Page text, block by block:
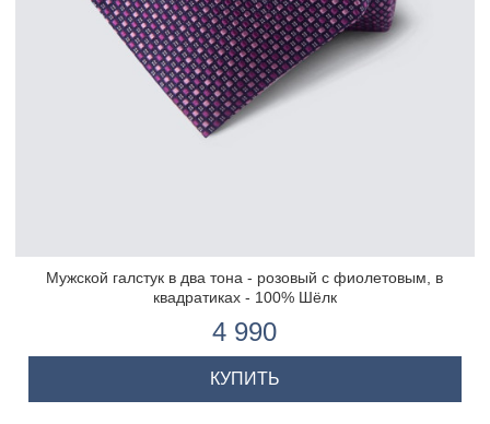
Мужской галстук в два тона - розовый с фиолетовым, в
квадратиках - 100% Шёлк
4 990
КУПИТЬ